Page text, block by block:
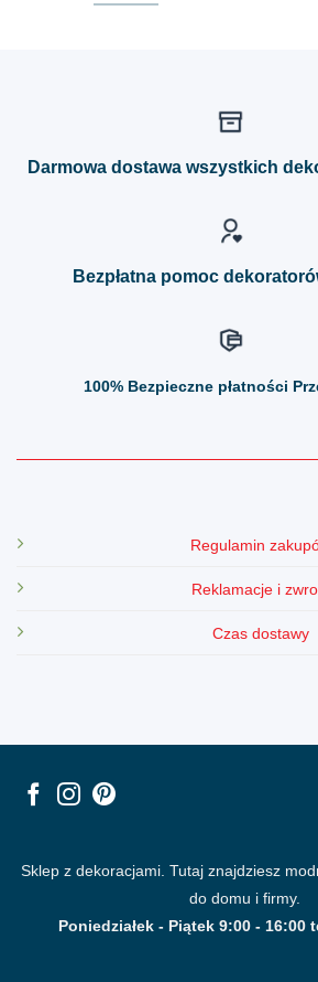
Darmowa dostawa wszystkich
Bezpłatna pomoc
100% Bezpieczne płatności
Regulamin
Reklamacje i
Czas dostawy
Sklep z dekoracjami. Tutaj znajdziesz
do domu i firmy.
Poniedziałek - Piątek 9:00 - 16:00